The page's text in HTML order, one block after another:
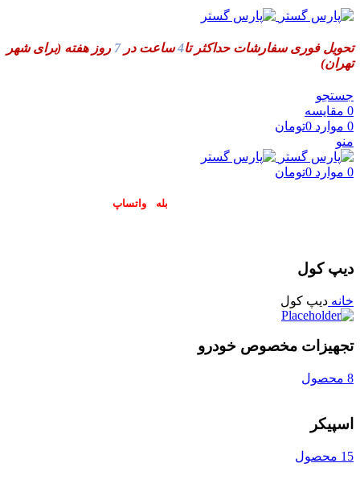
تحویل فوری سفارشات حداکثر تا4ساعت در7 روز هفته (برای شهر
تهران)
جستجو
0 مقایسه
0 موارد 0تومان
منو
0 موارد 0تومان
بله واتساپ
دیپ کول
خانه دیپ کول
تجهیزات مخصوص خودرو
8 محصول
اسپیکر
15 محصول